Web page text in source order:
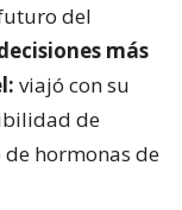
del
más
viajó con su
de
hormonas de